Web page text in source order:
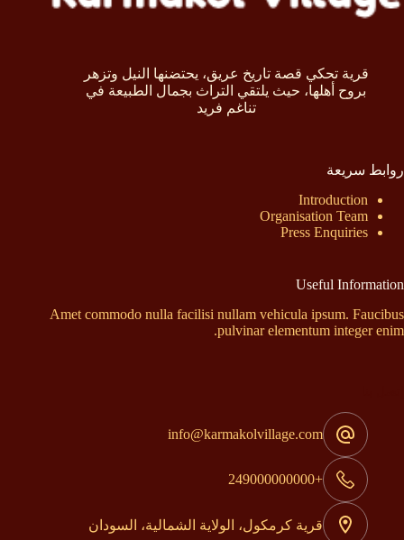
قرية تحكي قصة تاريخ عريق، يحتضنها النيل وتزهر
بروح أهلها، حيث يلتقي التراث بجمال الطبيعة في
تناغم فريد
روابط سريعة
Introduction
Organisation Team
Press Enquiries
Useful Information
Amet commodo nulla facilisi nullam vehicula ipsum. Faucibus
pulvinar elementum integer enim.
info@karmakolvillage.com
+249000000000
قرية كرمكول، الولاية الشمالية، السودان